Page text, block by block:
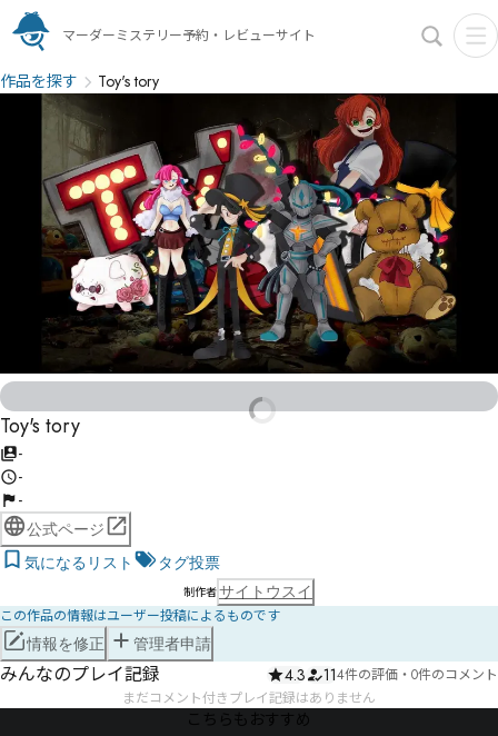
マーダーミステリー予約・レビューサイト
作品を探す Toy's tory
Toy's tory
-
-
-
公式ページ
気になるリスト
タグ投票
制作者サイトウスイ
この作品の情報はユーザー投稿によるものです
情報を修正 管理者申請
みんなのプレイ記録 4.3 114件の評価 ・ 0件のコメント
まだコメント付きプレイ記録はありません
こちらもおすすめ